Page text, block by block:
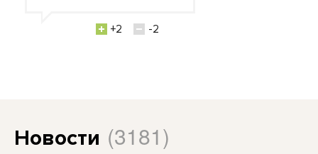
+2 -2
Новости (3181)